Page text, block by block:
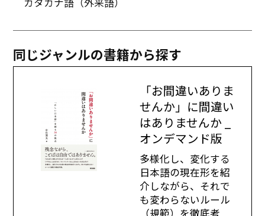
同じジャンルの書籍から探す
「お間違いありま
せんか」に間違い
はありませんか _
オンデマンド版
多様化し、変化する
日本語の現在形を紹
介しながら、それで
も変わらないルール
（規範）を徹底考